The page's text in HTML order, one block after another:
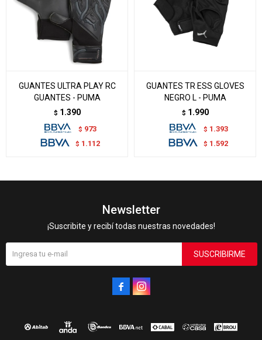
GUANTES ULTRA PLAY RC
GUANTES - PUMA
$ 1.390
$ 973
$ 1.112
GUANTES TR ESS GLOVES
NEGRO L - PUMA
$ 1.990
$ 1.393
$ 1.592
Newsletter
¡Suscribite y recibí todas nuestras novedades!
SUSCRIBIRME
 